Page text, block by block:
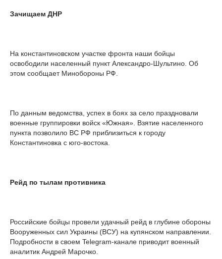
Зачищаем ДНР
На константиновском участке фронта наши бойцы
освободили населенный пункт Александро-Шультино. Об
этом сообщает Минобороны РФ.
По данным ведомства, успех в боях за село праздновали
военные группировки войск «Южная». Взятие населенного
пункта позволило ВС РФ приблизиться к городу
Константиновка с юго-востока.
Рейд по тылам противника
Российские бойцы провели удачный рейд в глубине обороны
Вооруженных сил Украины (ВСУ) на купянском направлении.
Подробности в своем Telegram-канале приводит военный
аналитик Андрей Марочко.